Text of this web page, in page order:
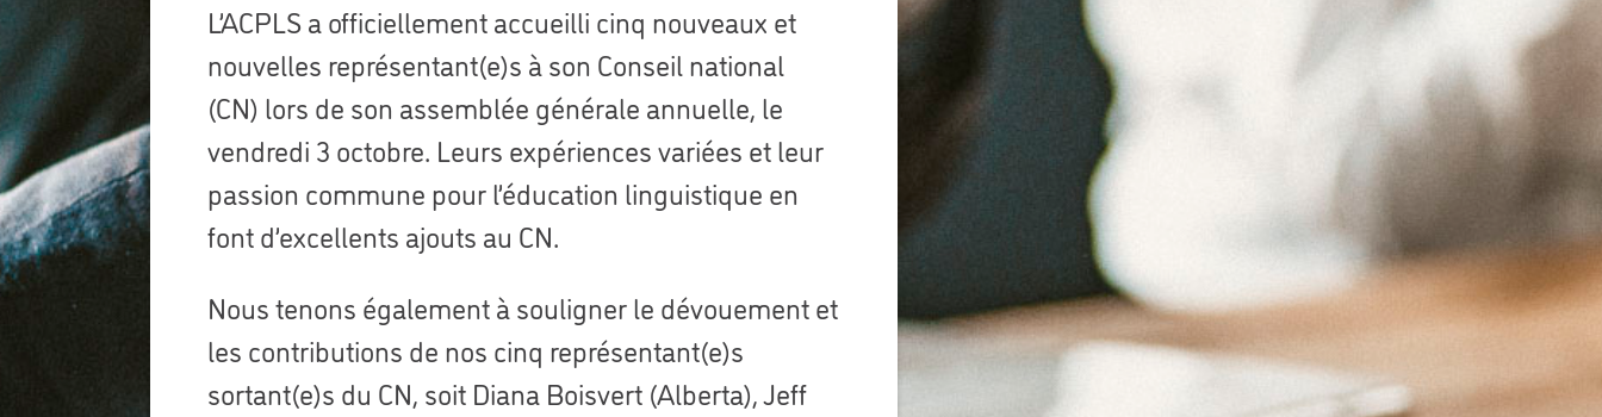
L’ACPLS a officiellement accueilli cinq nouveaux et
nouvelles représentant(e)s à son Conseil national
(CN) lors de son assemblée générale annuelle, le
vendredi 3 octobre. Leurs expériences variées et leur
passion commune pour l’éducation linguistique en
font d’excellents ajouts au CN.
Nous tenons également à souligner le dévouement et
les contributions de nos cinq représentant(e)s
sortant(e)s du CN, soit Diana Boisvert (Alberta), Jeff